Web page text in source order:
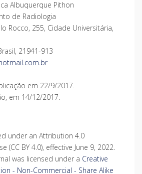
Albuquerque Pithon
de Radiologia
Rocco, 255, Cidade Universitária,
21941-913
em 22/9/2017.
em 14/12/2017.
under an Attribution 4.0
(CC BY 4.0), effective June 9, 2022.
was licensed under a Creative
- Non-Commercial - Share Alike